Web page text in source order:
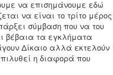
να επισημάνουμε εδώ
να είναι το τρίτο μέρος
σύμβαση που να του
βέβαια τα εγκλήματα
Δίκαιο αλλά εκτελούν
η διαφορά που